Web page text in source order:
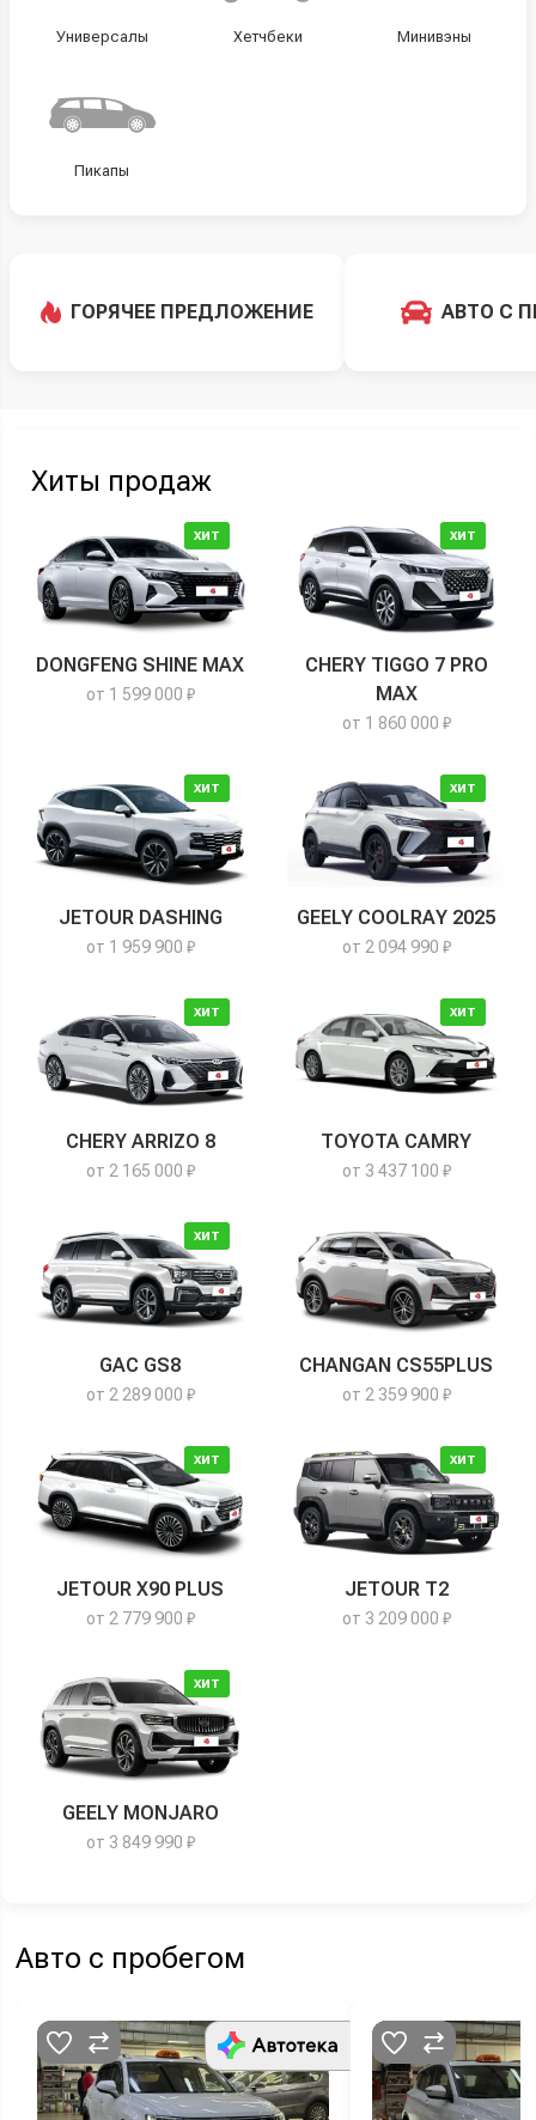
Универсалы Хетчбеки Минивэны
Пикапы
ГОРЯЧЕЕ ПРЕДЛОЖЕНИЕ АВТО С
Хиты продаж
ХИТ
DONGFENG SHINE MAX
от 1 599 000 ₽
ХИТ
CHERY TIGGO 7 PRO
MAX
от 1 860 000 ₽
ХИТ
JETOUR DASHING
от 1 959 900 ₽
ХИТ
GEELY COOLRAY 2025
от 2 094 990 ₽
ХИТ
CHERY ARRIZO 8
от 2 165 000 ₽
ХИТ
TOYOTA CAMRY
от 3 437 100 ₽
ХИТ
GAC GS8
от 2 289 000 ₽
CHANGAN CS55PLUS
от 2 359 900 ₽
ХИТ
JETOUR X90 PLUS
от 2 779 900 ₽
ХИТ
JETOUR T2
от 3 209 000 ₽
ХИТ
GEELY MONJARO
от 3 849 990 ₽
Авто с пробегом